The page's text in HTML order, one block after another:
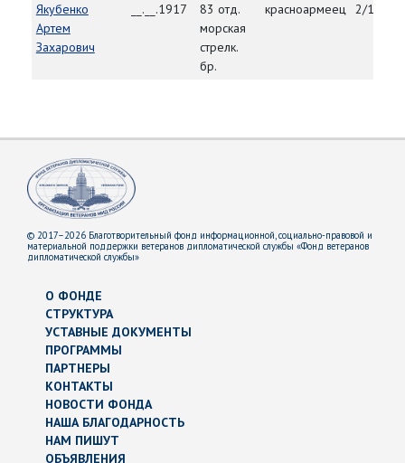
Якубенко
Артем
Захарович
__.__.1917
83 отд.
морская
стрелк.
бр.
красноармеец 2/11/45
© 2017–2026 Благотворительный фонд информационной, социально-правовой и
материальной поддержки ветеранов дипломатической службы «Фонд ветеранов
дипломатической службы»
О ФОНДЕ
СТРУКТУРА
УСТАВНЫЕ ДОКУМЕНТЫ
ПРОГРАММЫ
ПАРТНЕРЫ
КОНТАКТЫ
НОВОСТИ ФОНДА
НАША БЛАГОДАРНОСТЬ
НАМ ПИШУТ
ОБЪЯВЛЕНИЯ